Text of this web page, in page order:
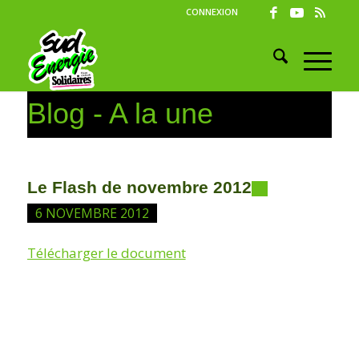
CONNEXION
Blog - A la une
Le Flash de novembre 2012
6 NOVEMBRE 2012
Télécharger le document